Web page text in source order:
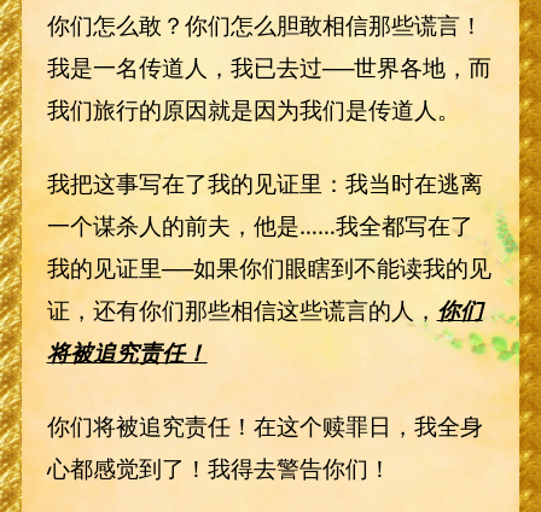
你们怎么敢？你们怎么胆敢相信那些谎言！
我是一名传道人，我已去过──世界各地，而
我们旅行的原因就是因为我们是传道人。
我把这事写在了我的见证里：我当时在逃离
一个谋杀人的前夫，他是……我全都写在了
我的见证里──如果你们眼瞎到不能读我的见
证，还有你们那些相信这些谎言的人， 你们
将被追究责任！
你们将被追究责任！在这个赎罪日，我全身
心都感觉到了！我得去警告你们！